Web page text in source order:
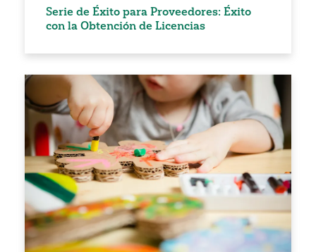
Serie de Éxito para Proveedores: Éxito
con la Obtención de Licencias